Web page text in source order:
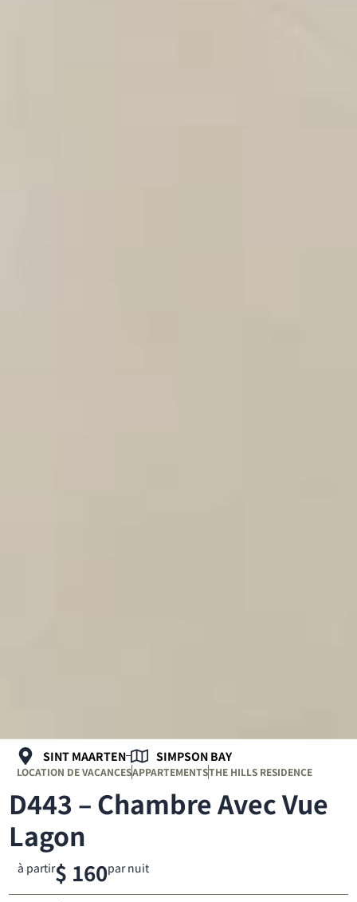
à partir$ 160par nuit
D443 – Chambre Avec Vue
Lagon
SINT MAARTEN SIMPSON BAY
LOCATION DE VACANCESAPPARTEMENTSTHE HILLS RESIDENCE